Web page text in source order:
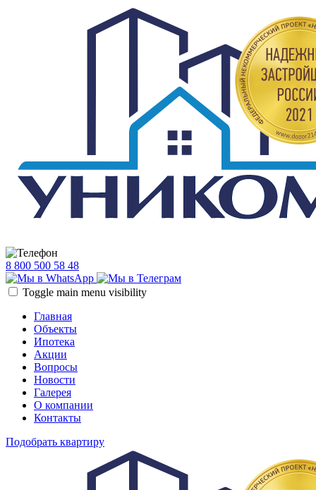
8 800 500 58 48
Toggle main menu visibility
Главная
Объекты
Ипотека
Акции
Вопросы
Новости
Галерея
О компании
Контакты
Подобрать квартиру